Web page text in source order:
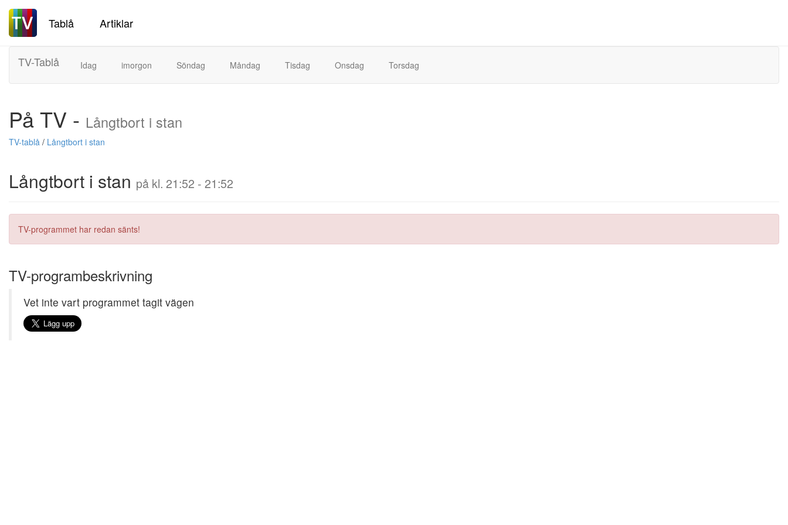
Tablå Artiklar
TV-Tablå Idag imorgon Söndag Måndag Tisdag Onsdag Torsdag
På TV - Långtbort i stan
TV-tablå / Långtbort i stan
Långtbort i stan på kl. 21:52 - 21:52
TV-programmet har redan sänts!
TV-programbeskrivning
Vet inte vart programmet tagit vägen